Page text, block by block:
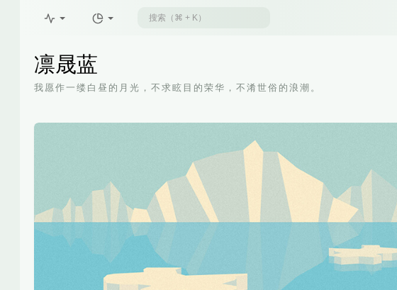
凛晟蓝
我愿作一缕白昼的月光，不求眩目的荣华，不淆世俗的浪潮。